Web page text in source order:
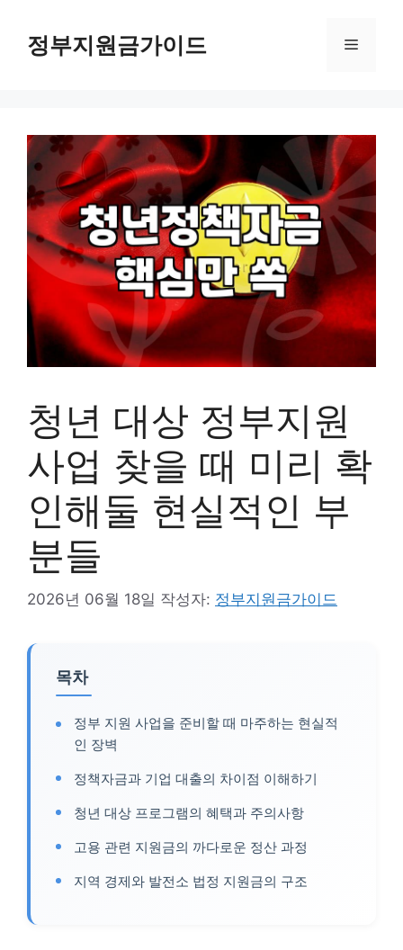
정부지원금가이드 메
청년 대상 정부지원
사업 찾을 때 미리 확
인해둘 현실적인 부
분들
2026년 06월 18일 작성자: 정부지원금가이드
목차
정부 지원 사업을 준비할 때 마주하는 현실적
인 장벽
정책자금과 기업 대출의 차이점 이해하기
청년 대상 프로그램의 혜택과 주의사항
고용 관련 지원금의 까다로운 정산 과정
지역 경제와 발전소 법정 지원금의 구조